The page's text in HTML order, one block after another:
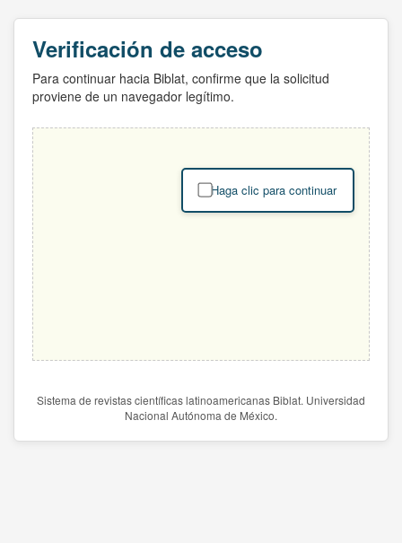
Verificación de acceso
Para continuar hacia Biblat, confirme que la solicitud
proviene de un navegador legítimo.
Haga clic para continuar
Sistema de revistas científicas latinoamericanas Biblat. Universidad
Nacional Autónoma de México.